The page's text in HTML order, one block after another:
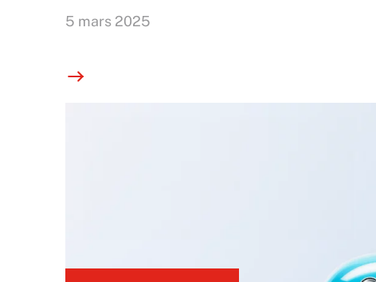
5 mars 2025